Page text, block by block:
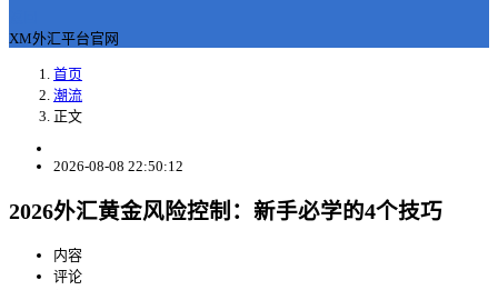
XM外汇平台官网
首页
潮流
正文
2026-08-08 22:50:12
2026外汇黄金风险控制：新手必学的4个技巧
内容
评论